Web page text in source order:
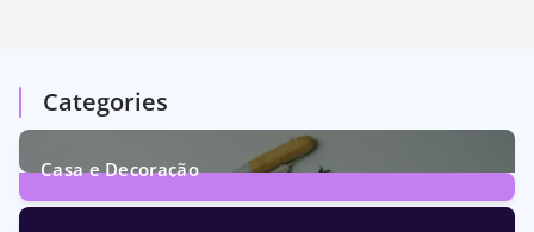
Categories
Casa e Decoração
1Post